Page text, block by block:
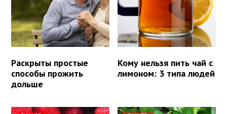
Раскрыты простые
способы прожить
дольше
Кому нельзя пить чай с
лимоном: 3 типа людей